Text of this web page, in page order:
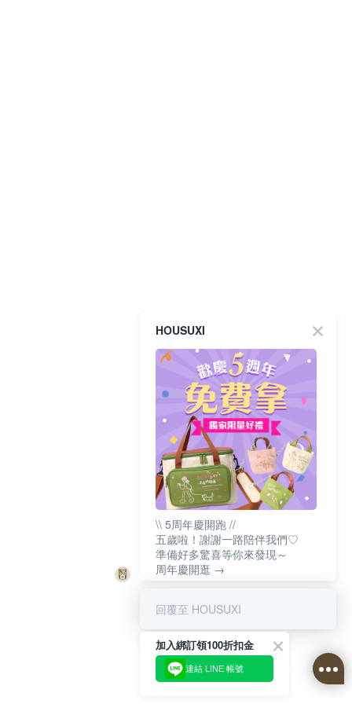
HOUSUXI
\\ 5周年慶開跑 //
五歲啦！謝謝一路陪伴我們♡
準備好多驚喜等你來發現～
周年慶開逛 →
回覆至 HOUSUXI
加入綁訂領100折扣金
連結 LINE 帳號